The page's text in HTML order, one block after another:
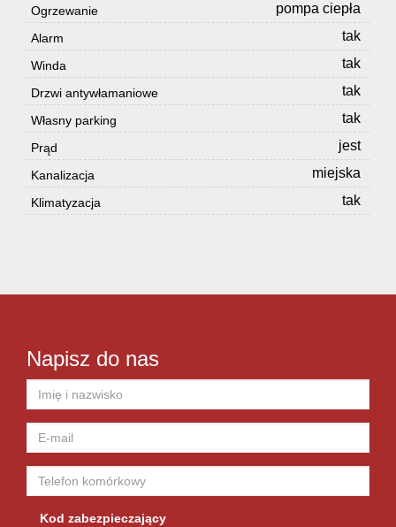
obrocie
Usługi
Ogrzewanie pompa ciepła
Alarm tak
Winda tak
Drzwi antywłamaniowe tak
Własny parking tak
Prąd jest
Kanalizacja miejska
Klimatyzacja tak
Napisz do nas
Kod zabezpieczający